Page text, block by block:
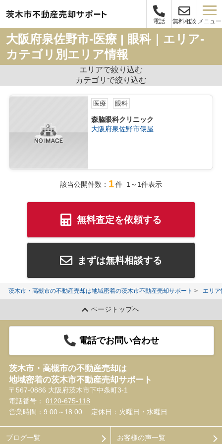
電話 無料相談 メニュー
大阪府泉佐野市-医療 | 眼科｜エリア-
カテゴリ別エリア情報
エリアで絞り込む
カテゴリで絞り込む
医療 眼科
森脇眼科クリニック
大阪府泉佐野市俵屋
該当公開件数： 1件 1～1件表示
無料査定を依頼する
まずは無料相談する
茨木市・高槻市の不動産売却は地域密着の茨木市不動産売却サポート エリア
ページトップへ
電話でお問い合わせ
茨木市・高槻市の不動産売却は
地域密着の茨木市不動産売却サポート
〒567-0886 大阪府茨木市下中条町3-1
電話番号： 0120-675-118
営業時間：9:00～18:00
定休日：火曜日・水曜日
ブログ一覧 お客様の声一覧